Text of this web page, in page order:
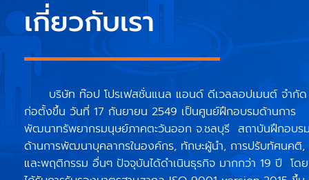
เกี่ยวกับเรา
บริษัท ท๊อป โปรเฟสชั่นแนล แอนด์ ดีเวลลอปเมนต์ จำกัด
ก่อตั้งขึ้น วันที่ 17 กันยายน 2549 เป็นศูนย์ฝึกอบรมด้านการ
พัฒนาทรัพยากรมนุษย์ภาคตะวันออก จ.ชลบุรี สถาบันฝึกอบร
ด้านการพัฒนาบุคลากรในองค์กร, ทักษะผู้นำ, การปรับทัศนคติ,
และพฤติกรรม อื่นๆ ปัจจุบันได้ดำเนินธุรกิจ มากกว่า 19 ปี โดย